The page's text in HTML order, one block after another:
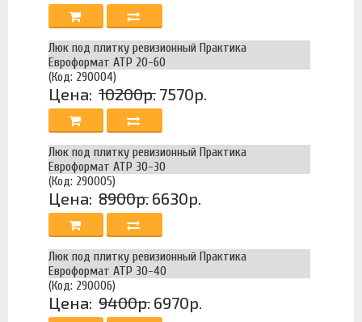
Люк под плитку ревизионный Практика
Евроформат АТР 20-60
(Код: 290004)
Цена: 10200р. 7570р.
Люк под плитку ревизионный Практика
Евроформат АТР 30-30
(Код: 290005)
Цена: 8900р. 6630р.
Люк под плитку ревизионный Практика
Евроформат АТР 30-40
(Код: 290006)
Цена: 9400р. 6970р.